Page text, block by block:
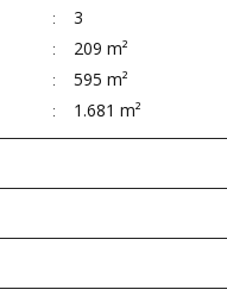
3
209 m²
595 m²
1.681 m²